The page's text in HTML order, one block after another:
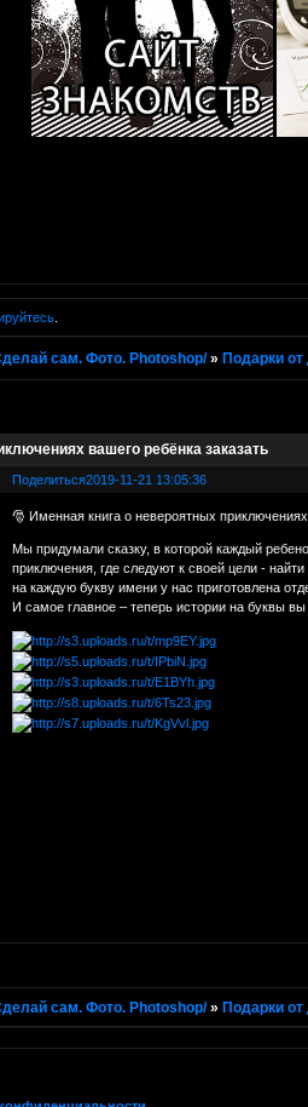
.
сам. Фото. Photoshop/ » Подарки
вашего ребёнка заказать
Поделиться2019-11-21 13:05:36
🎅 Именная книга о невероятных
Мы придумали сказку, в которой каждый
приключения, где следуют к своей цели -
на каждую букву имени у нас приготовлена
И самое главное – теперь истории на буквы
сам. Фото. Photoshop/ » Подарки